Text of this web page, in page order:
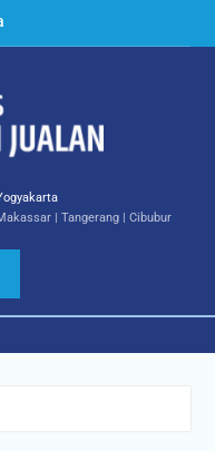
| Tangerang | Cibubur